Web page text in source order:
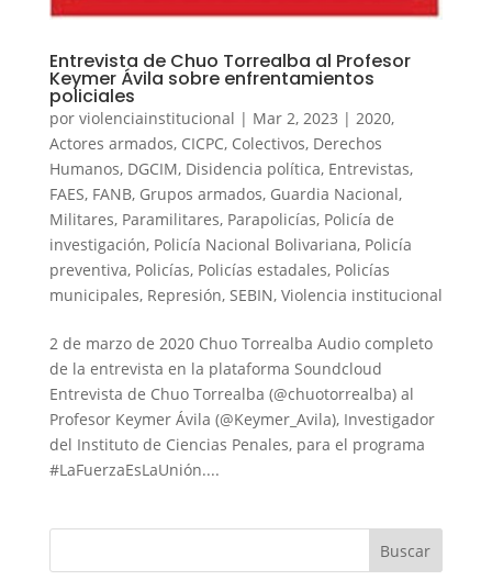
Entrevista de Chuo Torrealba al Profesor
Keymer Ávila sobre enfrentamientos
policiales
por violenciainstitucional | Mar 2, 2023 | 2020,
Actores armados, CICPC, Colectivos, Derechos
Humanos, DGCIM, Disidencia política, Entrevistas,
FAES, FANB, Grupos armados, Guardia Nacional,
Militares, Paramilitares, Parapolicías, Policía de
investigación, Policía Nacional Bolivariana, Policía
preventiva, Policías, Policías estadales, Policías
municipales, Represión, SEBIN, Violencia institucional
2 de marzo de 2020 Chuo Torrealba Audio completo
de la entrevista en la plataforma Soundcloud
Entrevista de Chuo Torrealba (@chuotorrealba) al
Profesor Keymer Ávila (@Keymer_Avila), Investigador
del Instituto de Ciencias Penales, para el programa
#LaFuerzaEsLaUnión....
Buscar